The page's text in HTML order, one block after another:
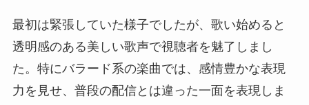
最初は緊張していた様子でしたが、歌い始めると
透明感のある美しい歌声で視聴者を魅了しまし
た。特にバラード系の楽曲では、感情豊かな表現
力を見せ、普段の配信とは違った一面を表現しま